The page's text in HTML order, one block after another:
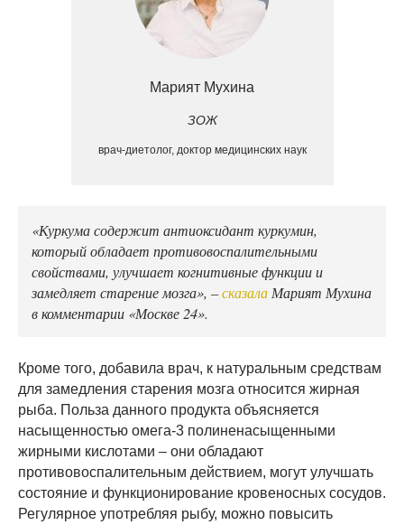
Марият Мухина
ЗОЖ
врач-диетолог, доктор медицинских наук
«Куркума содержит антиоксидант куркумин,
который обладает противовоспалительными
свойствами, улучшает когнитивные функции и
замедляет старение мозга», –сказала Марият Мухина
в комментарии «Москве 24».
Кроме того, добавила врач, к натуральным средствам
для замедления старения мозга относится жирная
рыба. Польза данного продукта объясняется
насыщенностью омега-3 полиненасыщенными
жирными кислотами – они обладают
противовоспалительным действием, могут улучшать
состояние и функционирование кровеносных сосудов.
Регулярное употребляя рыбу, можно повысить